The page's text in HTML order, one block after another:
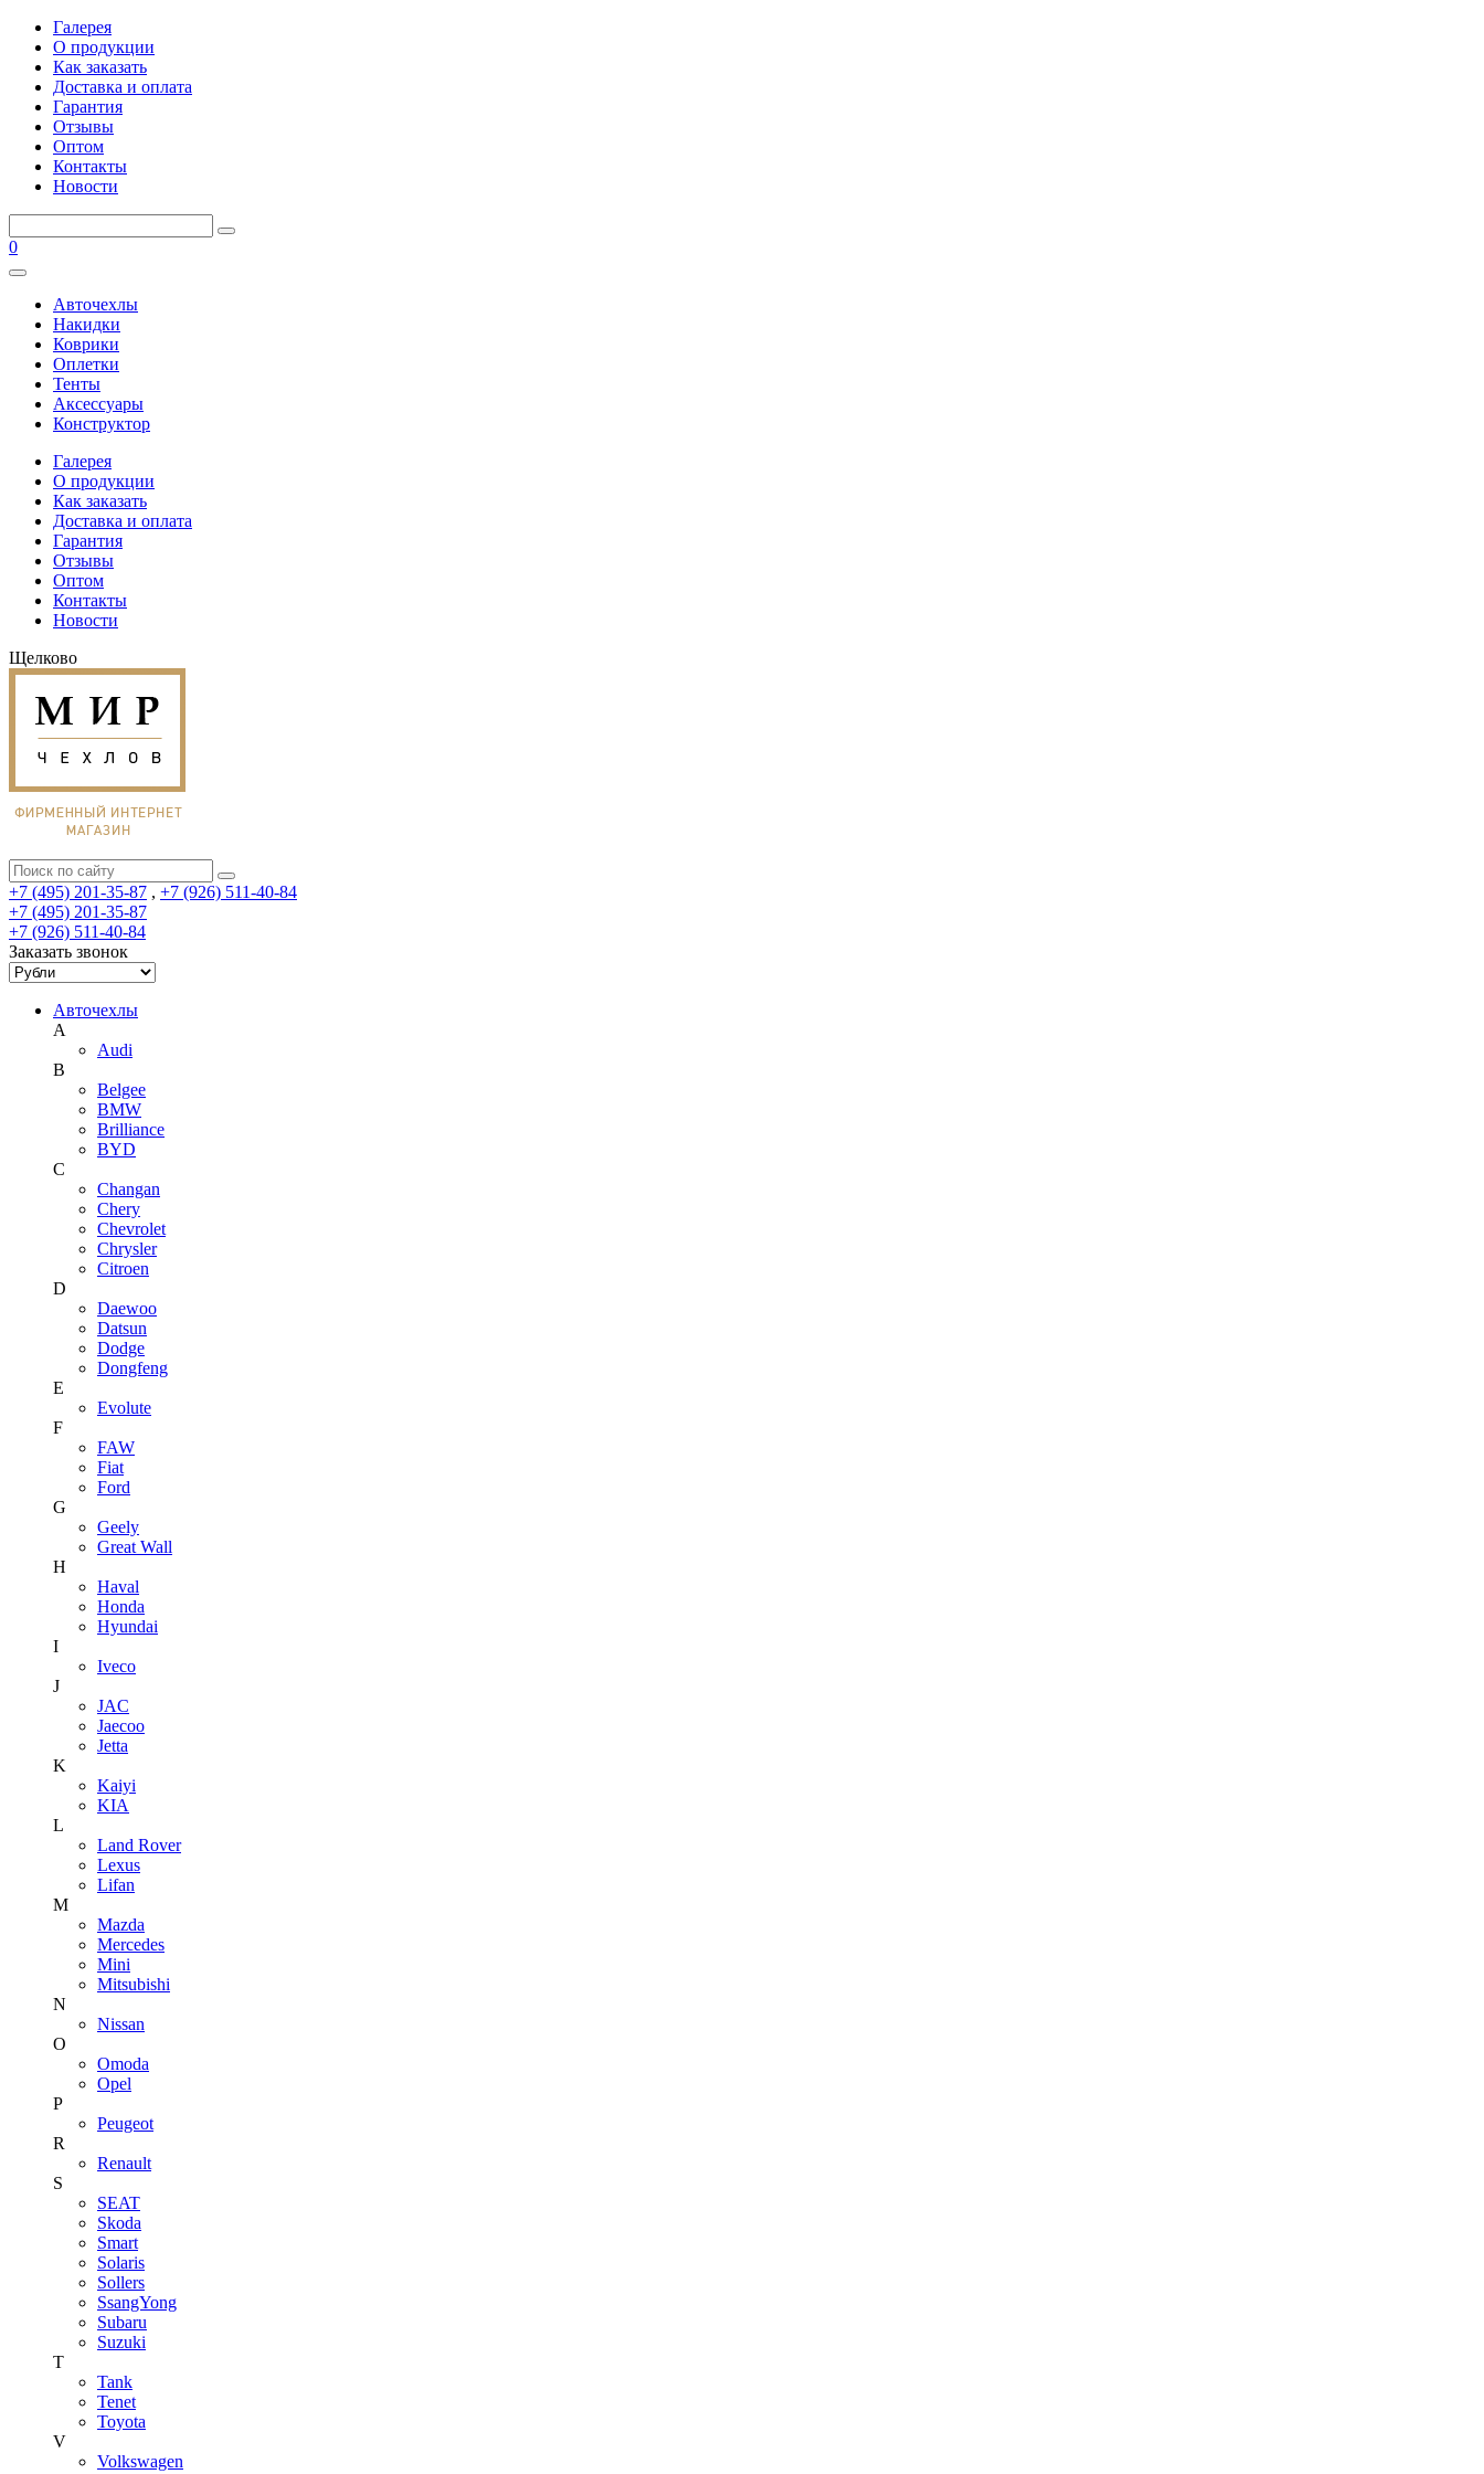
Галерея
О продукции
Как заказать
Доставка и оплата
Гарантия
Отзывы
Оптом
Контакты
Новости
0
Авточехлы
Накидки
Коврики
Оплетки
Тенты
Аксессуары
Конструктор
Галерея
О продукции
Как заказать
Доставка и оплата
Гарантия
Отзывы
Оптом
Контакты
Новости
Щелково
+7 (495) 201-35-87 , +7 (926) 511-40-84
+7 (495) 201-35-87
+7 (926) 511-40-84
Заказать звонок
Авточехлы
A
Audi
B
Belgee
BMW
Brilliance
BYD
C
Changan
Chery
Chevrolet
Chrysler
Citroen
D
Daewoo
Datsun
Dodge
Dongfeng
E
Evolute
F
FAW
Fiat
Ford
G
Geely
Great Wall
H
Haval
Honda
Hyundai
I
Iveco
J
JAC
Jaecoo
Jetta
K
Kaiyi
KIA
L
Land Rover
Lexus
Lifan
M
Mazda
Mercedes
Mini
Mitsubishi
N
Nissan
O
Omoda
Opel
P
Peugeot
R
Renault
S
SEAT
Skoda
Smart
Solaris
Sollers
SsangYong
Subaru
Suzuki
T
Tank
Tenet
Toyota
V
Volkswagen